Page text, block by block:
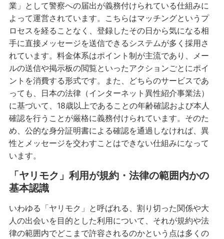
業」として警察への届出が義務付けられている仕組みに
よって運営されています。こちらはマッチングというプ
ロセスを経ることなく、登録したその日から気になる相
手に直接メッセージを送信できるシステムが多く採用さ
れています。料金体系はポイント制が主流であり、メー
ルの送信や掲示板の閲覧といったアクションごとにポイ
ントを消費する形式です。また、どちらのサービスであ
っても、日本の法律（インターネット異性紹介事業法）
に基づいて、18歳以上であることの年齢確認および本人
確認を行うことが厳格に義務付けられています。そのた
め、公的な身分証明書による確認を通過しなければ、異
性とメッセージを交わすことはできない仕組みになって
います。
「ヤリモク」利用が規約・法律の範囲内かの
基本認識
いわゆる「ヤリモク」と呼ばれる、割り切った関係や大
人の出会いを目的とした利用について、それが規約や法
律の範囲内でどこまで許容されるのかという点は多くの